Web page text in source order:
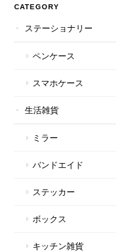
CATEGORY
ステーショナリー
ペンケース
スマホケース
生活雑貨
ミラー
バンドエイド
ステッカー
ボックス
キッチン雑貨